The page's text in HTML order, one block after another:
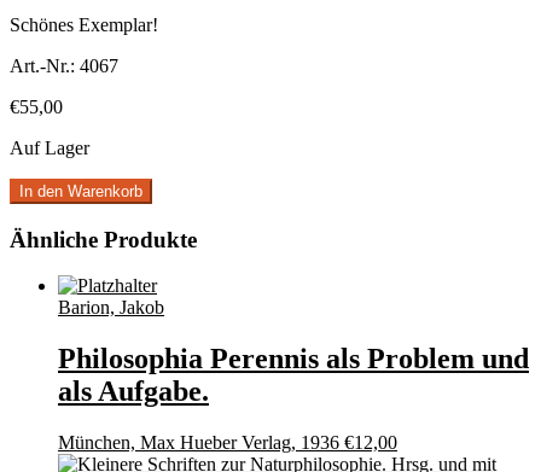
Schönes Exemplar!
Art.-Nr.: 4067
€55,00
Auf Lager
In den Warenkorb
Ähnliche Produkte
Barion, Jakob
Philosophia Perennis als Problem und
als Aufgabe.
München, Max Hueber Verlag, 1936 €12,00